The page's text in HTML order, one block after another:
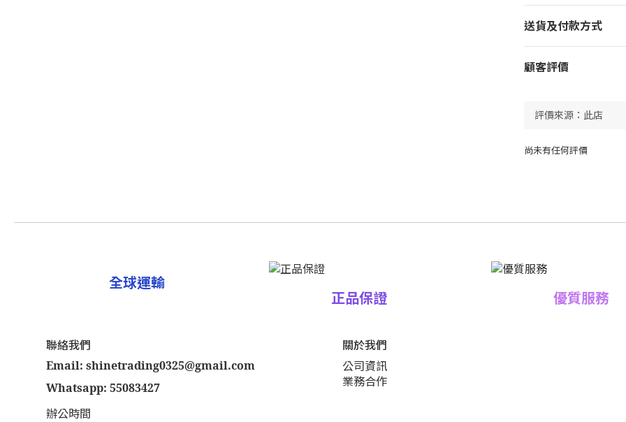
送貨及付款方式
顧客評價
尚未有任何評價
全球運輸
正品保證
優質服務
聯絡我們
Email: shinetrading0325@gmail.com
Whatsapp: 55083427
辦公時間
關於我們
公司資訊
業務合作